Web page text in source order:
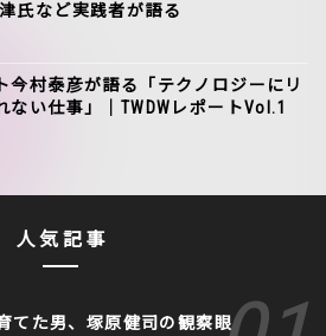
津氏など実践者が語る
今村泰彦が語る「テクノロジーにリ
ない仕事」｜TWDWレポートVol.1
人気記事
てた男、塚原健司の観察眼